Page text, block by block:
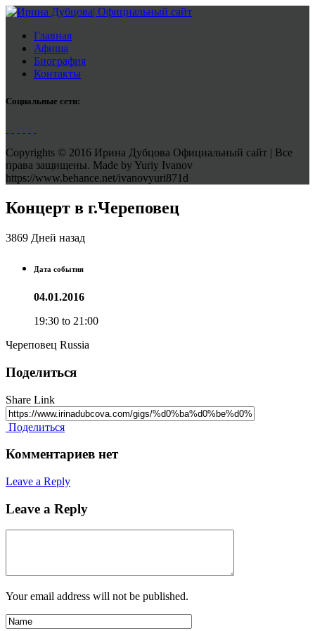
Главная
Афиша
Биография
Контакты
Социальные сети:
Copyrights © 2016 Ирина Дубцова Официальный сайт | Все
права защищены. Made by Yuriy Ivanov
https://www.behance.net/ivanovyuri871d
Концерт в г.Череповец
3869 Дней назад
Дата события
04.01.2016
19:30 to 21:00
Череповец Russia
Поделиться
Share Link
Поделиться
Комментариев нет
Leave a Reply
Leave a Reply
Your email address will not be published.